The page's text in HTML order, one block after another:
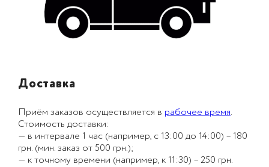
Доставка
Приём заказов осуществляется в рабочее время.
Стоимость доставки:
— в интервале 1 час (например, с 13:00 до 14:00) – 180
грн. (мин. заказ от 500 грн.);
— к точному времени (например, к 11:30) – 250 грн.